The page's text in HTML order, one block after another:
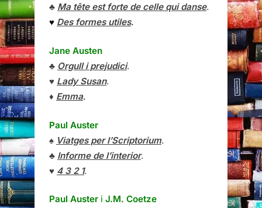
♣ Ma tête est forte de celle qui danse.
♥ Des formes utiles.
Jane Austen
♣ Orgull i prejudici.
♥ Lady Susan.
♦ Emma.
Paul Auster
♠ Viatges per l’Scriptorium.
♣ Informe de l’interior.
♥ 4 3 2 1.
Paul Auster i J.M. Coetze